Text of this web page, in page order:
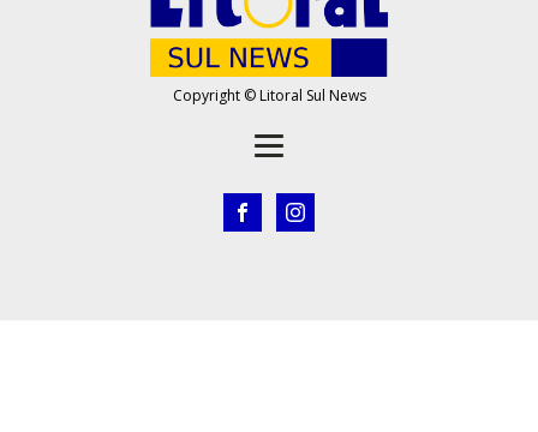
Copyright © Litoral Sul News